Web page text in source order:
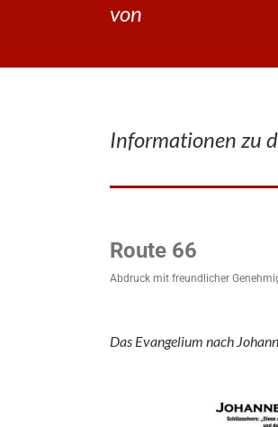
von
Informationen zu
Route 66
Abdruck mit freundlicher
Das Evangelium nach